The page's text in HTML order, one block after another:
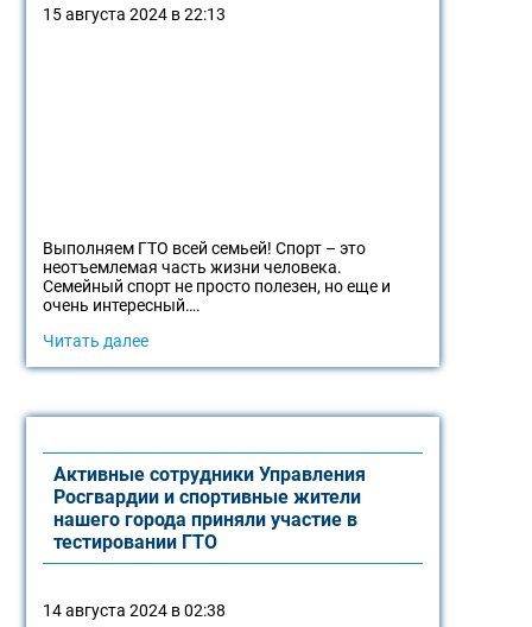
15 августа 2024 в 22:13
Выполняем ГТО всей семьей! Спорт – это
неотъемлемая часть жизни человека.
Семейный спорт не просто полезен, но еще и
очень интересный….
Читать далее
Активные сотрудники Управления
Росгвардии и спортивные жители
нашего города приняли участие в
тестировании ГТО
14 августа 2024 в 02:38